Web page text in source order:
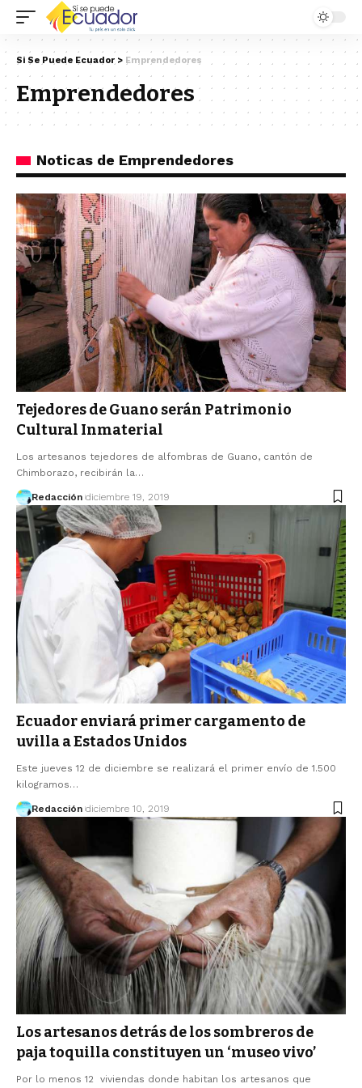
Si Se Puede Ecuador > Emprendedores
Emprendedores
Noticas de Emprendedores
Tejedores de Guano serán Patrimonio
Cultural Inmaterial
Los artesanos tejedores de alfombras de Guano, cantón de
Chimborazo, recibirán la…
Redacción diciembre 19, 2019
Ecuador enviará primer cargamento de
uvilla a Estados Unidos
Este jueves 12 de diciembre se realizará el primer envío de 1.500
kilogramos…
Redacción diciembre 10, 2019
Los artesanos detrás de los sombreros de
paja toquilla constituyen un ‘museo vivo’
Por lo menos 12 viviendas donde habitan los artesanos que